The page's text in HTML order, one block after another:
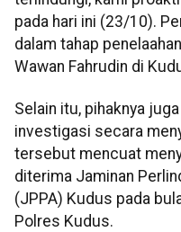
pada hari ini (23/10).
dalam tahap
Wawan Fahrudin di
Selain itu, pihaknya
investigasi secara
tersebut mencuat
diterima Jaminan
(JPPA) Kudus pada
Polres Kudus.